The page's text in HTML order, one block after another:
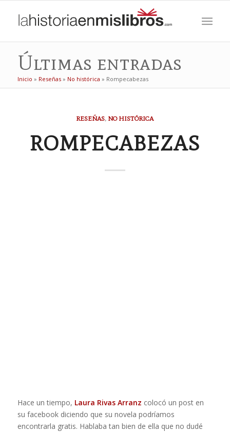
Últimas entradas
Inicio » Reseñas» No histórica » Rompecabezas
RESEÑAS, NO HISTÓRICA
ROMPECABEZAS
Hace un tiempo, Laura Rivas Arranz colocó un post en
su facebook diciendo que su novela podríamos
encontrarla gratis. Hablaba tan bien de ella que no dudé